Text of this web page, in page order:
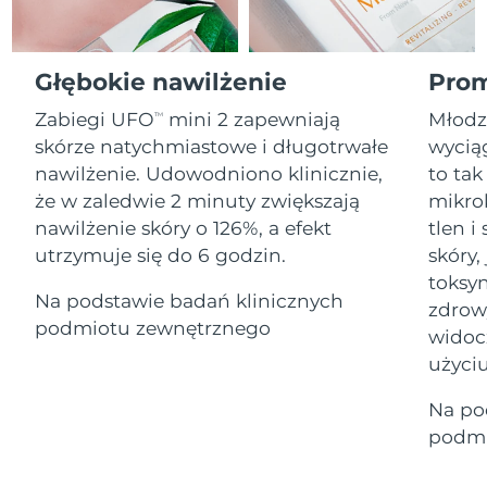
Głębokie nawilżenie
Zabiegi UFOTM
mini 2 zapewniają
skórze natychmiastowe i długotrwałe
nawilżenie. Udowodniono klinicznie,
że w zaledwie 2 minuty zwiększają
nawilżenie skóry o 126%, a efekt
utrzymuje się do 6 godzin.
Na podstawie badań klinicznych
podmiotu zewnętrznego
to tak
tlen i
Na
All revitalizing eye massagers
Advanced pore care essentials
Serum
For healthy hair
issa™ Teeth Whitening Gel
18% PAP
Kosmetyki Mężczyźni
O NAS
8/15/26
Grecja
8/11/26
SRA Hongkong
(Chiny)
Oczekiwany czas dostawy
8/12/26
Węgry
Oczekiwany czas dostawy
8/11/26
Oczekiwany czas dostawy
8/12/26
Indonezja
Oczekiwany czas dostawy
8/11/26